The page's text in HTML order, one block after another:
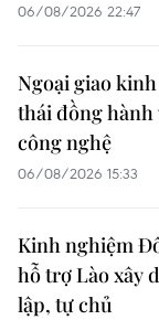
06/08/2026 22:47
Ngoại giao
thái đồng hành
công nghệ
06/08/2026 15:33
Kinh nghiệm
hỗ trợ Lào xây
lập, tự chủ